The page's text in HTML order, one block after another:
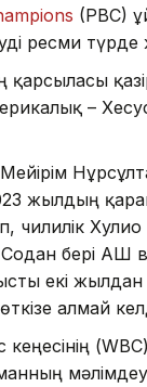
(PBC)
ресми
–
жылдың
чилилік
бері АҚШ
екі
алмай
кеңесінің